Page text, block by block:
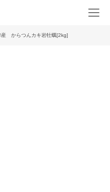
産 からつんカキ岩牡蠣[2kg]